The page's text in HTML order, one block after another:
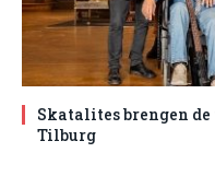
Skatalites brengen
Tilburg